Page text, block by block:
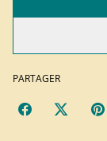
PARTAGER